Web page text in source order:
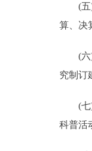
(五)
算、决
(六)
究制订
(七)
科普活